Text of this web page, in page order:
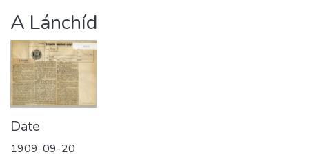
Statistics
About us
A Lánchíd
Date
1909-09-20